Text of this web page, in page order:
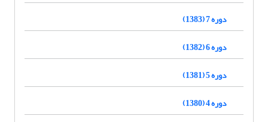
دوره 7 (1383)
دوره 6 (1382)
دوره 5 (1381)
دوره 4 (1380)